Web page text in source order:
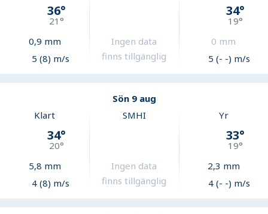
36°
21°
0,9 mm
5 (8) m/s
Ingen data
finns tillgänglig
34°
19°
0 mm
5 (- -) m/s
Sön 9 aug
Klart
34°
20°
5,8 mm
4 (8) m/s
SMHI
Ingen data
finns tillgänglig
Yr
33°
19°
2,3 mm
4 (- -) m/s